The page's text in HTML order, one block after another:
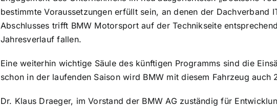
bestimmte Voraussetzungen erfüllt sein, an denen der Dachverband
Abschlusses trifft BMW Motorsport auf der Technikseite
Jahresverlauf fallen.
Eine weiterhin wichtige Säule des künftigen Programms sind die
schon in der laufenden Saison wird BMW mit diesem Fahrzeug auch
Dr. Klaus Draeger, im Vorstand der BMW AG zuständig für